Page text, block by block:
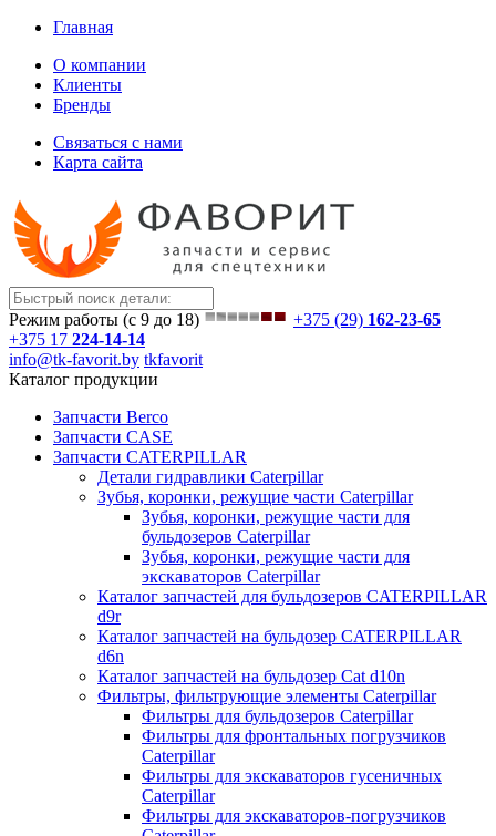
Главная
О компании
Клиенты
Бренды
Связаться с нами
Карта сайта
Режим работы (с 9 до 18) +375 (29) 162-23-65
+375 17 224-14-14
info@tk-favorit.by tkfavorit
Каталог продукции
Запчасти Berco
Запчасти CASE
Запчасти CATERPILLAR
Детали гидравлики Caterpillar
Зубья, коронки, режущие части Caterpillar
Зубья, коронки, режущие части для
бульдозеров Caterpillar
Зубья, коронки, режущие части для
экскаваторов Caterpillar
Каталог запчастей для бульдозеров CATERPILLAR
d9r
Каталог запчастей на бульдозер CATERPILLAR
d6n
Каталог запчастей на бульдозер Сat d10n
Фильтры, фильтрующие элементы Caterpillar
Фильтры для бульдозеров Caterpillar
Фильтры для фронтальных погрузчиков
Caterpillar
Фильтры для экскаваторов гусеничных
Caterpillar
Фильтры для экскаваторов-погрузчиков